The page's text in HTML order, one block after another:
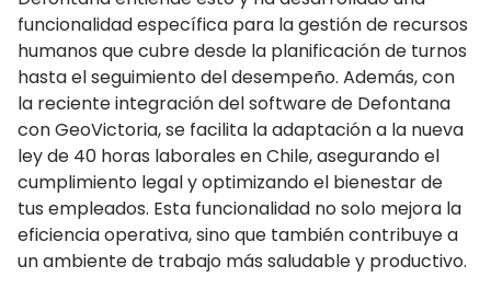
funcionalidad específica para la gestión de recursos
humanos que cubre desde la planificación de turnos
hasta el seguimiento del desempeño. Además, con
la reciente integración del software de Defontana
con GeoVictoria, se facilita la adaptación a la nueva
ley de 40 horas laborales en Chile, asegurando el
cumplimiento legal y optimizando el bienestar de
tus empleados. Esta funcionalidad no solo mejora la
eficiencia operativa, sino que también contribuye a
un ambiente de trabajo más saludable y productivo.